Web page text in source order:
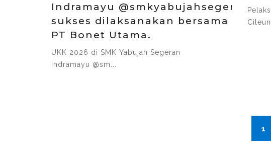
Indramayu @smkyabujahsegeran
sukses dilaksanakan bersama
PT Bonet Utama.
UKK 2026 di SMK Yabujah Segeran
Indramayu @sm...
1